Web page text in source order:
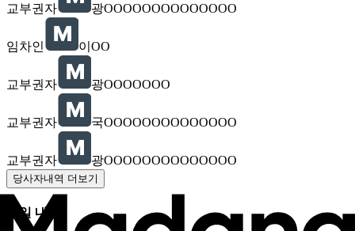
교부권자 광OOOOOOOOOOOOOO
임차인 이OO
교부권자 광OOOOOOO
교부권자 국OOOOOOOOOOOOOO
교부권자 광OOOOOOOOOOOOOO
당사자내역 더보기
기일 내역